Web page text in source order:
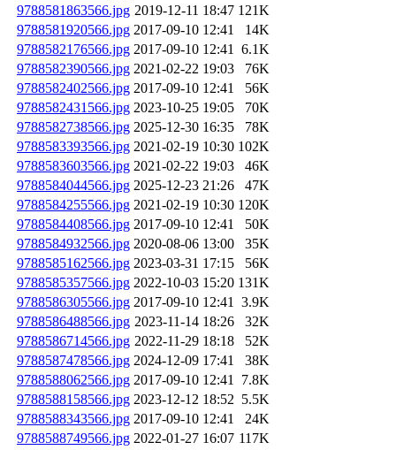
9788581863566.jpg 2019-12-11 18:47 121K
9788581920566.jpg 2017-09-10 12:41
14K
9788582176566.jpg 2017-09-10 12:41 6.1K
9788582390566.jpg 2021-02-22 19:03
76K
9788582402566.jpg 2017-09-10 12:41
56K
9788582431566.jpg 2023-10-25 19:05
70K
9788582738566.jpg 2025-12-30 16:35
78K
9788583393566.jpg 2021-02-19 10:30 102K
9788583603566.jpg 2021-02-22 19:03
46K
9788584044566.jpg 2025-12-23 21:26
47K
9788584255566.jpg 2021-02-19 10:30 120K
9788584408566.jpg 2017-09-10 12:41
50K
9788584932566.jpg 2020-08-06 13:00
35K
9788585162566.jpg 2023-03-31 17:15
56K
9788585357566.jpg 2022-10-03 15:20 131K
9788586305566.jpg 2017-09-10 12:41 3.9K
9788586488566.jpg 2023-11-14 18:26
32K
9788586714566.jpg 2022-11-29 18:18
52K
9788587478566.jpg 2024-12-09 17:41
38K
9788588062566.jpg 2017-09-10 12:41 7.8K
9788588158566.jpg 2023-12-12 18:52 5.5K
9788588343566.jpg 2017-09-10 12:41
24K
9788588749566.jpg 2022-01-27 16:07 117K